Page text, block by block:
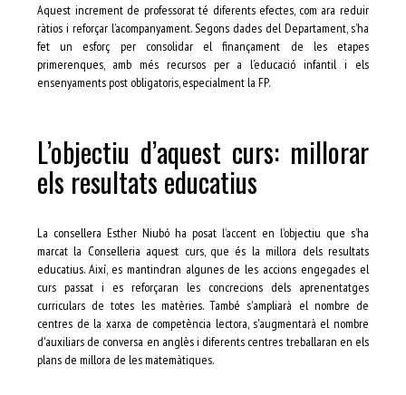
Aquest increment de professorat té diferents efectes, com ara reduir
ràtios i reforçar l’acompanyament. Segons dades del Departament, s’ha
fet un esforç per consolidar el finançament de les etapes
primerenques, amb més recursos per a l’educació infantil i els
ensenyaments post obligatoris, especialment la FP.
L’objectiu d’aquest curs: millorar
els resultats educatius
La consellera Esther Niubó ha posat l’accent en l’objectiu que s’ha
marcat la Conselleria aquest curs, que és la millora dels resultats
educatius. Així, es mantindran algunes de les accions engegades el
curs passat i es reforçaran les concrecions dels aprenentatges
curriculars de totes les matèries. També s'ampliarà el nombre de
centres de la xarxa de competència lectora, s'augmentarà el nombre
d'auxiliars de conversa en anglès i diferents centres treballaran en els
plans de millora de les matemàtiques.